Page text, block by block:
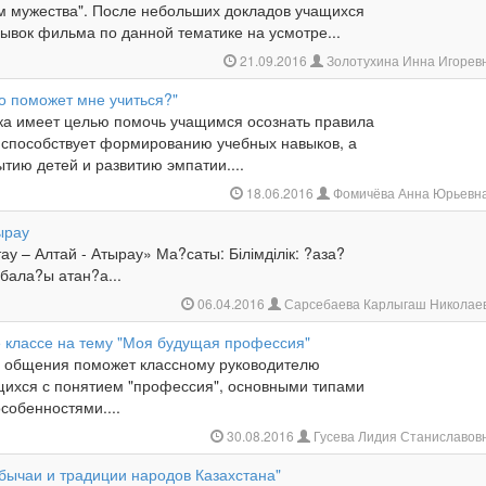
мужества". После небольших докладов учащихся
фильма по данной тематике на усмотре...
21.09.2016 Золотухина Инна
поможет мне учиться?"
имеет целью помочь учащимся осознать правила
формированию учебных навыков, а
детей и развитию эмпатии....
18.06.2016 Фомичёва Анна
– Алтай - Атырау» Ма?саты: Білімділік: ?аза?
атан?а...
06.04.2016 Сарсебаева Карлыгаш
на тему "Моя будущая профессия"
общения поможет классному руководителю
с понятием "профессия", основными типами
30.08.2016 Гусева Лидия
и традиции народов Казахстана"